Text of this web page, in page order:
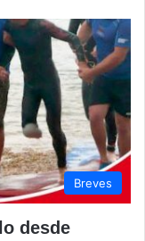
Breves
desde